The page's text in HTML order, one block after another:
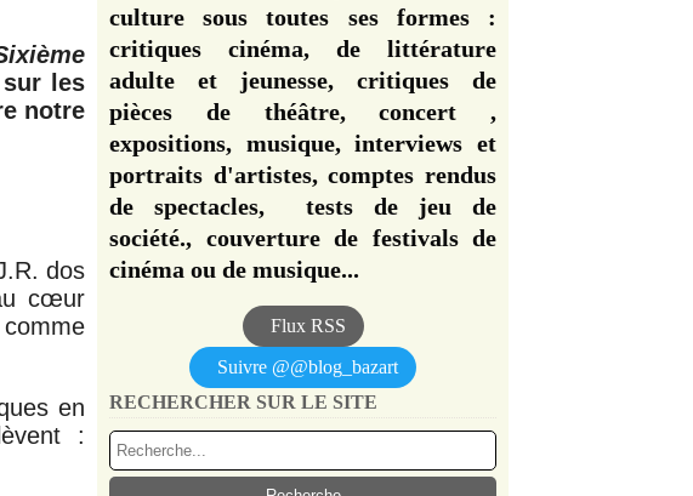
les
notre
dos
cœur
en
:
culture sous toutes ses formes :
critiques cinéma, de littérature
adulte et jeunesse, critiques de
pièces de théâtre, concert ,
expositions, musique, interviews et
portraits d'artistes, comptes rendus
de spectacles, tests de jeu de
société., couverture de festivals de
cinéma ou de musique...
Flux RSS
Suivre @@blog_bazart
RECHERCHER SUR LE SITE